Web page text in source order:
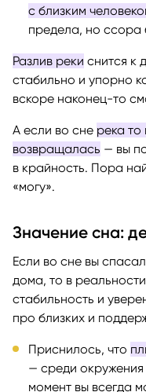
с близким
предела, но ссора
Разлив реки снится к
стабильно и упорно
вскоре наконец-то
А если во сне река то
возвращалась — вы
в крайность. Пора
«могу».
Значение сна:
Если во сне вы
дома, то в
стабильность и
про близких и
Приснилось, что
— среди
момент вы всегда